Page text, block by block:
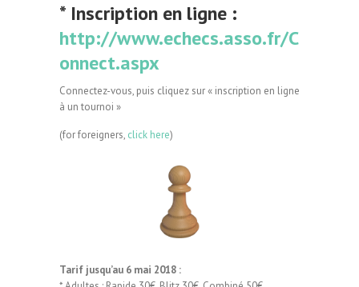
* Inscription en ligne :
http://www.echecs.asso.fr/C
onnect.aspx
Connectez-vous, puis cliquez sur « inscription en ligne
à un tournoi »
(for foreigners, click here)
Tarif jusqu’au 6 mai 2018 :